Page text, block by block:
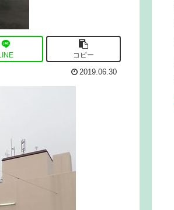
コピー
2019.06.30